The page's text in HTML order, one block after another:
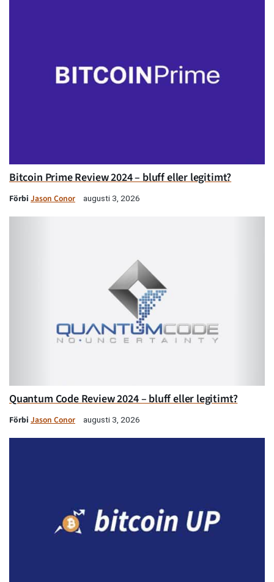
Bitcoin Prime Review 2024 – bluff eller legitimt?
Förbi Jason Conor augusti 3, 2026
Quantum Code Review 2024 – bluff eller legitimt?
Förbi Jason Conor augusti 3, 2026